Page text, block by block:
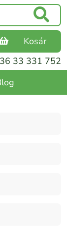
33 331 752
Kosár